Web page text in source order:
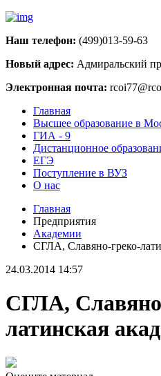
Наш телефон: (499)013-59-63
Новый адрес: Адмиральский
Электронная почта:
Главная
Высшее образование в
ГИА - 9
Дистанционное
ЕГЭ
Поступление в ВУЗ
О нас
Главная
Предприятия
Академии
СГЛА, Славяно-греко-
24.03.2014 14:57
СГЛА,
латинская